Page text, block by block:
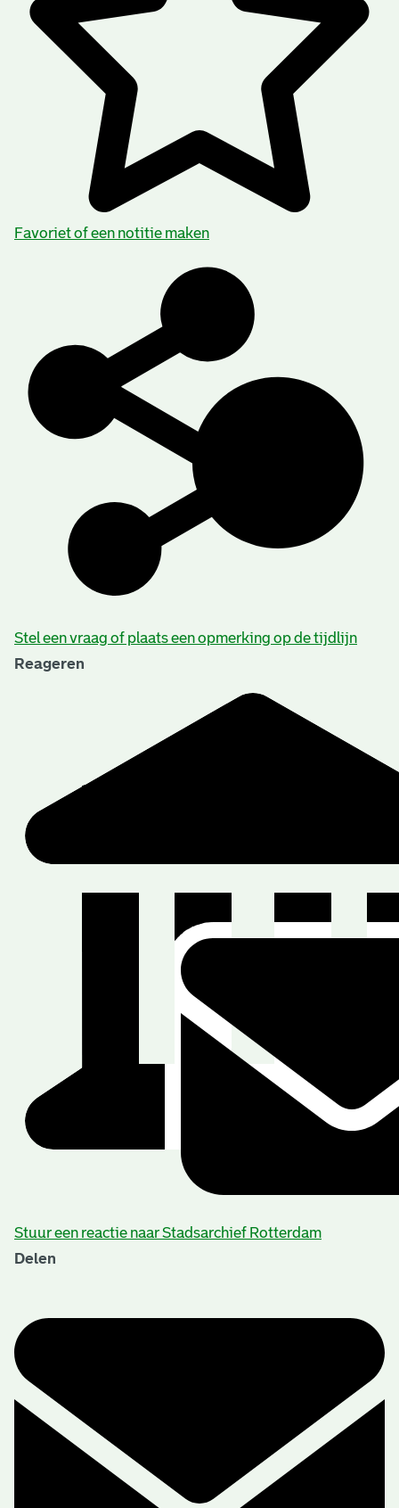
Favoriet of een notitie maken
Stel een vraag of plaats een opmerking op de tijdlijn
Reageren
Stuur een reactie naar Stadsarchief Rotterdam
Delen